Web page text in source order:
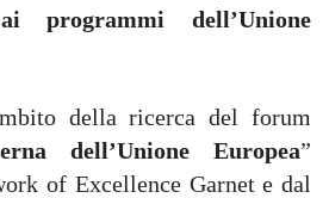
ai programmi dell’Unione
della ricerca del forum
dell’Unione Europea”
of Excellence Garnet e dal